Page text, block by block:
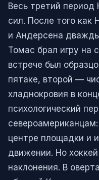
Весь третий
сил. После того как
и Андерсена
Томас брал игру на
встрече был
пятаке, второй —
хладнокровия в
психологический
центре площадки и
движении. Но
наклонения. В